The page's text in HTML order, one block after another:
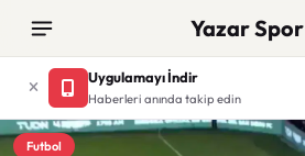
Yazar Spor
Uygulamayı İndir
Haberleri anında takip edin
Futbol